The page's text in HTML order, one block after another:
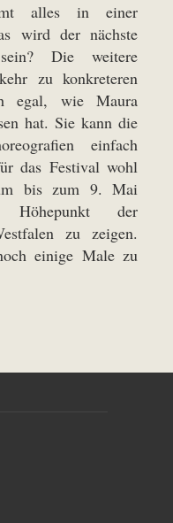
alles in einer
wird der nächste
Die weitere
zu konkreteren
egal, wie Maura
hat. Sie kann die
einfach
das Festival wohl
bis zum 9. Mai
der
zu zeigen.
einige Male zu